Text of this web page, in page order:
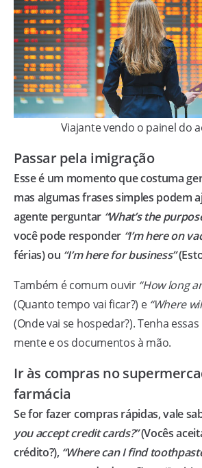
Viajante vendo o painel do
Passar pela imigração
Esse é um momento que costuma
mas algumas frases simples podem
agente perguntar “What’s the
você pode responder “I’m here on
férias) ou “I’m here for business”
Também é comum ouvir “How long
(Quanto tempo vai ficar?) e “Where
(Onde vai se hospedar?). Tenha
mente e os documentos à mão.
Ir às compras no
farmácia
Se for fazer compras rápidas, vale
you accept credit cards?”(Vocês
crédito?), “Where can I find